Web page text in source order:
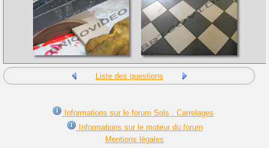
Liste des questions
Informations sur le forum Sols . Carrelages
Informations sur le moteur du forum
Mentions légales